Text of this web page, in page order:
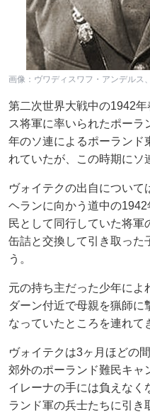
画像：ヴワディスワフ・アンデルス
第二次世界大戦中の1942
ス将軍に率いられたポー
年のソ連によるポーランド
れていたが、この時期にソ
ヴォイテクの出自について
ヘランに向かう道中の
民として同行していた将
缶詰と交換して引き取った
う。
元の持ち主だった少年によ
ダーン付近で母親を猟師に
なっていたところを連れて
ヴォイテクは3ヶ月ほどの
郊外のポーランド難民キャ
イレーナの手には負えなく
ランド軍の兵士たちに引き